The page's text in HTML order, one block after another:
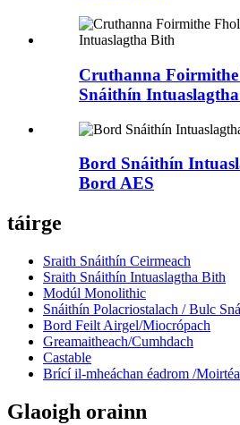
Cruthanna
Snáithín
Bord Snáithín
Bord AES
táirge
Sraith Snáithín Ceirmeach
Sraith Snáithín Intuaslagtha Bith
Modúl Monolithic
Snáithín Polacriostalach / Bulc
Bord Feilt Airgel/Miocrópach
Greamaitheach/Cumhdach
Castable
Brící il-mheáchan éadrom /
Glaoigh orainn